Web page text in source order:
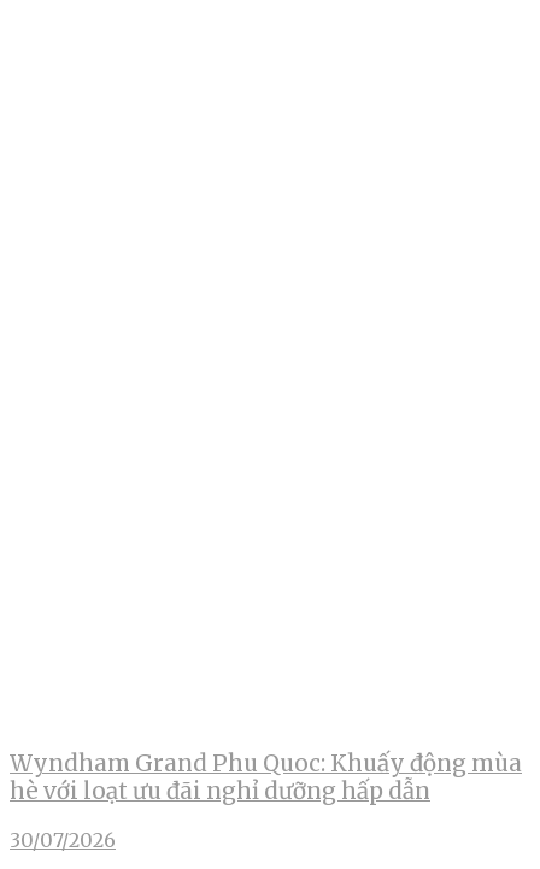
Wyndham Grand Phu Quoc: Khuấy động mùa
hè với loạt ưu đãi nghỉ dưỡng hấp dẫn
30/07/2026